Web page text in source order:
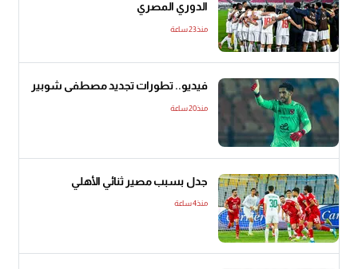
الدوري المصري
منذ23 ساعة
فيديو.. تطورات تجديد مصطفى شوبير
منذ20 ساعة
جدل بسبب مصير ثنائي الأهلي
منذ4 ساعة